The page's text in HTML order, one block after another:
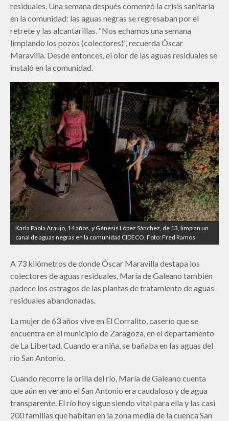
residuales. Una semana después comenzó la crisis sanitaria
en la comunidad: las aguas negras se regresaban por el
retrete y las alcantarillas. “Nos echamos una semana
limpiando los pozos (colectores)”, recuerda Óscar
Maravilla. Desde entonces, el olor de las aguas residuales se
instaló en la comunidad.
Karla Paola Araujo, 14 años, y Génesis López Sánchez, de 13, limpian un
canal de aguas negras en la comunidad CIDECO. Foto: Fred Ramos
A 73 kilómetros de donde Óscar Maravilla destapa los
colectores de aguas residuales, María de Galeano también
padece los estragos de las plantas de tratamiento de aguas
residuales abandonadas.
La mujer de 63 años vive en El Corralito, caserío que se
encuentra en el municipio de Zaragoza, en el departamento
de La Libertad. Cuando era niña, se bañaba en las aguas del
río San Antonio.
Cuando recorre la orilla del río, María de Galeano cuenta
que aún en verano el San Antonio era caudaloso y de agua
transparente. El río hoy sigue siendo vital para ella y las casi
200 familias que habitan en la zona media de la cuenca San